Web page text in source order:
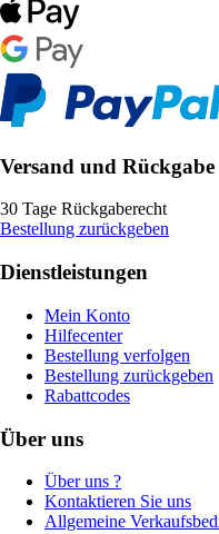
Versand und Rückgabe
30 Tage Rückgaberecht
Bestellung zurückgeben
Dienstleistungen
Mein Konto
Hilfecenter
Bestellung verfolgen
Bestellung zurückgeben
Rabattcodes
Über uns
Über uns ?
Kontaktieren Sie uns
Allgemeine